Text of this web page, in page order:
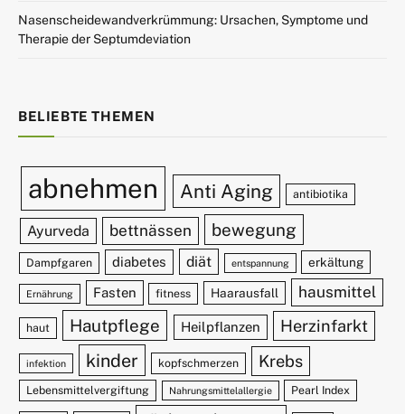
Nasenscheidewandverkrümmung: Ursachen, Symptome und
Therapie der Septumdeviation
BELIEBTE THEMEN
abnehmen Anti Aging antibiotika
Ayurveda bettnässen bewegung
Dampfgaren diabetes diät entspannung erkältung
Ernährung Fasten fitness Haarausfall hausmittel
haut Hautpflege Heilpflanzen Herzinfarkt
infektion kinder kopfschmerzen Krebs
Lebensmittelvergiftung Nahrungsmittelallergie Pearl Index